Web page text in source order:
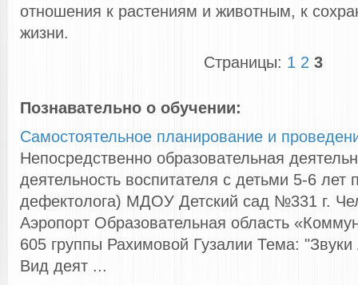
отношения к растениям и животным, к
жизни.
Страницы: 1 2 3
Познавательно о обучении:
Самостоятельное планирование и
Непосредственно образовательная
деятельность воспитателя с детьми 5-6 лет
дефектолога) МДОУ Детский сад №331 г.
Аэропорт Образовательная область
605 группы Рахимовой Гузалии Тема:
Вид деят ...